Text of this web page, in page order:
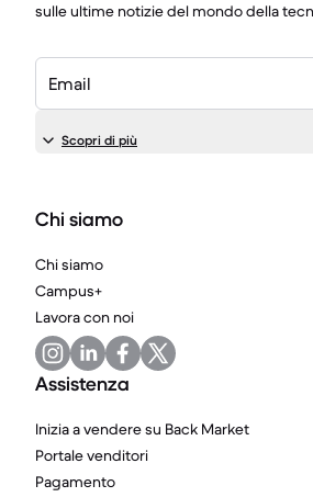
sulle ultime notizie del mondo della
Email
Scopri di più
Chi siamo
Chi siamo
Campus+
Lavora con noi
Assistenza
Inizia a vendere su Back Market
Portale venditori
Pagamento